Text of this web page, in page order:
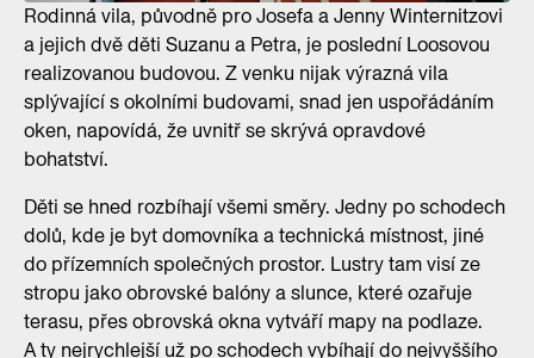
Rodinná vila, původně pro Josefa a Jenny Winternitzovi
a jejich dvě děti Suzanu a Petra, je poslední Loosovou
realizovanou budovou. Z venku nijak výrazná vila
splývající s okolními budovami, snad jen uspořádáním
oken, napovídá, že uvnitř se skrývá opravdové
bohatství.
Děti se hned rozbíhají všemi směry. Jedny po schodech
dolů, kde je byt domovníka a technická místnost, jiné
do přízemních společných prostor. Lustry tam visí ze
stropu jako obrovské balóny a slunce, které ozařuje
terasu, přes obrovská okna vytváří mapy na podlaze.
A ty nejrychlejší už po schodech vybíhají do nejvyššího